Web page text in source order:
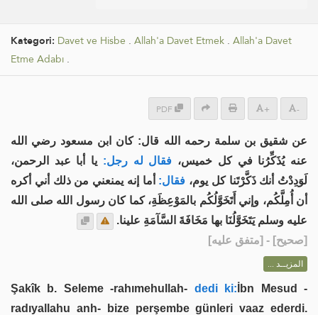
Kategori: Davet ve Hisbe . Allah'a Davet Etmek . Allah'a Davet
Etme Adabı .
PDF + -
عن شقيق بن سلمة رحمه الله قال: كان ابن مسعود رضي الله
عنه يُذَكِّرُنا في كل خميس، فقال له رجل: يا أبا عبد الرحمن،
لَوَدِدْتُ أنك ذَكَّرْتَنا كل يوم، فقال: أما إنه يمنعني من ذلك أني أكره
أن أُمِلَّكُم، وإني أَتَخَوَّلُكُم بالمَوْعِظَةِ، كما كان رسول الله صلى الله
عليه وسلم يَتَخَوَّلُنَا بها مَخَافَةَ السَّآمَةِ علينا.
[صحيح] - [متفق عليه]
المزيــد ...
Şakîk b. Seleme -rahımehullah- dedi ki: İbn Mesud -
radıyallahu anh- bize perşembe günleri vaaz ederdi.